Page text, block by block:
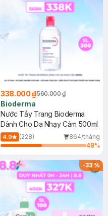
338.000 ₫560.000 ₫
Bioderma
Nước Tẩy Trang Bioderma
Dành Cho Da Nhạy Cảm 500ml
4.9 (228)
864/tháng
48%
-33%